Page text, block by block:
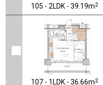
105 - 2LDK - 39.19m2
107 - 1LDK - 36.66m2